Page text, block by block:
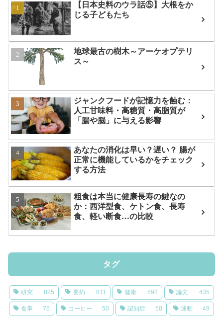
【日本史料のウラ話⑤】大根をか
じる子どもたち
地球最古の樹木～アーケオプテリ
ス～
ジャンクフードが記憶力を蝕む：
人工甘味料・高糖質・高脂質が
「腸や脳」に与える影響
あなたの消化は早い？遅い？ 腸が
正常に機能しているかをチェック
する方法
粗食は本当に健康長寿の鍵なの
か：西洋型食、ケトン食、長寿
食、軽い断食…の比較
タグ
研究 825 要約 811 健康 592 論文 435
食事 76 コーヒー 50 認知症 50 運動 49